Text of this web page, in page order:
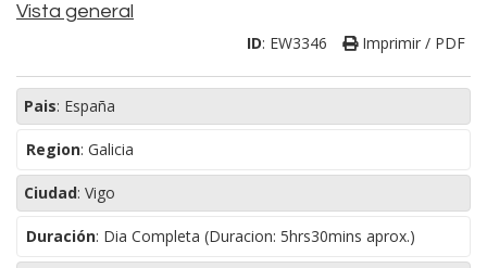
Vista general
ID: EW3346 Imprimir / PDF
Pais: España
Region: Galicia
Ciudad: Vigo
Duración: Dia Completa (Duracion: 5hrs30mins aprox.)